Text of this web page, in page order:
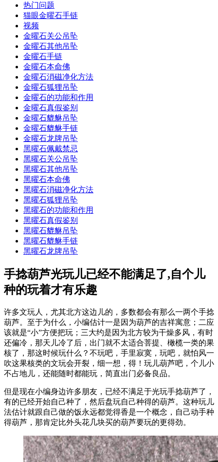
热门问题
猫眼金曜石手链
视频
金曜石关公吊坠
金曜石其他吊坠
金曜石手链
金曜石本命佛
金曜石消磁净化方法
金曜石狐狸吊坠
金曜石的功能和作用
金曜石真假鉴别
金曜石貔貅吊坠
金曜石貔貅手链
金曜石龙牌吊坠
黑曜石佩戴禁忌
黑曜石关公吊坠
黑曜石其他吊坠
黑曜石本命佛
黑曜石消磁净化方法
黑曜石狐狸吊坠
黑曜石的功能和作用
黑曜石真假鉴别
黑曜石貔貅吊坠
黑曜石貔貅手链
黑曜石龙牌吊坠
手捻葫芦光玩儿已经不能满足了,自个儿
种的玩着才有乐趣
许多文玩人，尤其北方这边儿的，多数都会有那么一两个手捻
葫芦。至于为什么，小编估计一是因为葫芦的吉祥寓意；二应
该就是“小”方便把玩；三大约是因为北方较为干燥多风，有时
还偏冷，那天儿冷了后，出门就不太适合菩提、橄榄一类的果
核了，那这时候玩什么？不玩吧，手里寂寞，玩吧，就怕风一
吹这果核类的文玩会开裂，细一想，得！玩儿葫芦吧，个儿小
不占地儿，还能随时都能玩，简直出门必备良品。
但是现在小编身边许多朋友，已经不满足于光玩手捻葫芦了，
有的已经开始自己种了，然后盘玩自己种得的葫芦。这种玩儿
法估计就跟自己做的饭永远都觉得香是一个概念，自己动手种
得葫芦，那肯定比外头花几块买的葫芦要玩的更得劲。